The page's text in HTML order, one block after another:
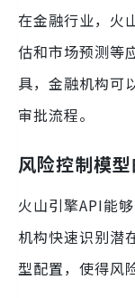
在金融行业，火
估和市场预测等
具，金融机构可
审批流程。
风险控制模
火山引擎API能
机构快速识别潜
型配置，使得风